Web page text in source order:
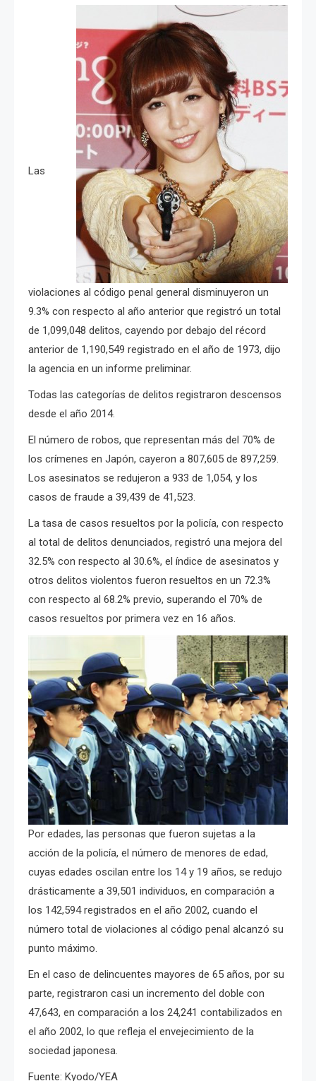
Las
violaciones al código penal general disminuyeron un
9.3% con respecto al año anterior que registró un total
de 1,099,048 delitos, cayendo por debajo del récord
anterior de 1,190,549 registrado en el año de 1973, dijo
la agencia en un informe preliminar.
Todas las categorías de delitos registraron descensos
desde el año 2014.
El número de robos, que representan más del 70% de
los crímenes en Japón, cayeron a 807,605 de 897,259.
Los asesinatos se redujeron a 933 de 1,054, y los
casos de fraude a 39,439 de 41,523.
La tasa de casos resueltos por la policía, con respecto
al total de delitos denunciados, registró una mejora del
32.5% con respecto al 30.6%, el índice de asesinatos y
otros delitos violentos fueron resueltos en un 72.3%
con respecto al 68.2% previo, superando el 70% de
casos resueltos por primera vez en 16 años.
Por edades, las personas que fueron sujetas a la
acción de la policía, el número de menores de edad,
cuyas edades oscilan entre los 14 y 19 años, se redujo
drásticamente a 39,501 individuos, en comparación a
los 142,594 registrados en el año 2002, cuando el
número total de violaciones al código penal alcanzó su
punto máximo.
En el caso de delincuentes mayores de 65 años, por su
parte, registraron casi un incremento del doble con
47,643, en comparación a los 24,241 contabilizados en
el año 2002, lo que refleja el envejecimiento de la
sociedad japonesa.
Fuente: Kyodo/YEA